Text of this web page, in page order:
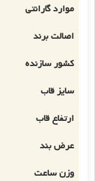
موارد گارانتی
اصالت برند
کشور سازنده
سایز قاب
ارتفاع قاب
عرض بند
وزن ساعت